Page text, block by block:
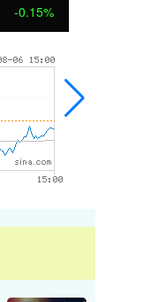
0.30%